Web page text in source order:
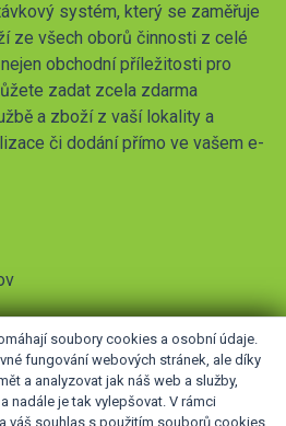
systém, který se zaměřuje
ze všech oborů činnosti z celé
obchodní příležitosti pro
zadat zcela zdarma
a zboží z vaší lokality a
či dodání přímo ve vašem e-
soubory cookies a osobní údaje.
fungování webových stránek, ale díky
a analyzovat jak náš web a služby,
nadále je tak vylepšovat. V rámci
váš souhlas s použitím souborů cookies